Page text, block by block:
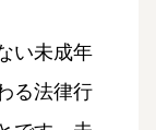
い未成年
る法律行